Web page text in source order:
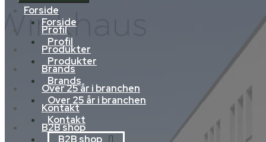
Forside
Profil
Produkter
Brands
Over 25 år i branchen
Kontakt
Forside
Profil
Produkter
Brands
Over 25 år i branchen
Kontakt
B2B shop